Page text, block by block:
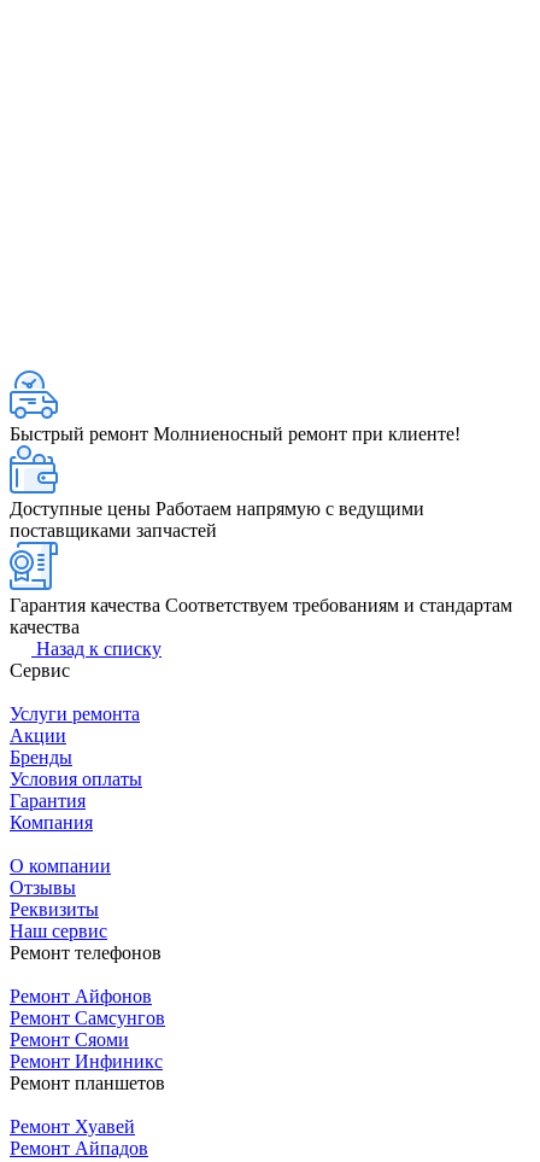
Быстрый ремонт Молниеносный ремонт при клиенте!
Доступные цены Работаем напрямую с ведущими
поставщиками запчастей
Гарантия качества Соответствуем требованиям и стандартам
качества
Назад к списку
Сервис
Услуги ремонта
Акции
Бренды
Условия оплаты
Гарантия
Компания
О компании
Отзывы
Реквизиты
Наш сервис
Ремонт телефонов
Ремонт Айфонов
Ремонт Самсунгов
Ремонт Сяоми
Ремонт Инфиникс
Ремонт планшетов
Ремонт Хуавей
Ремонт Айпадов